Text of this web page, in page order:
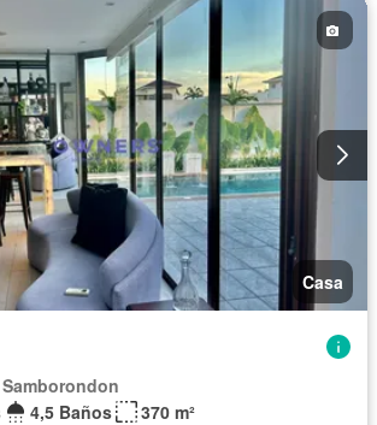
Casa
4,5 Baños
370 m²